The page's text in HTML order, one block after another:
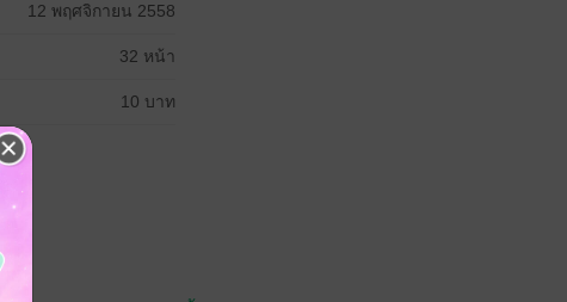
12 พฤศจิกายน 2558
32 หน้า
10 บาท